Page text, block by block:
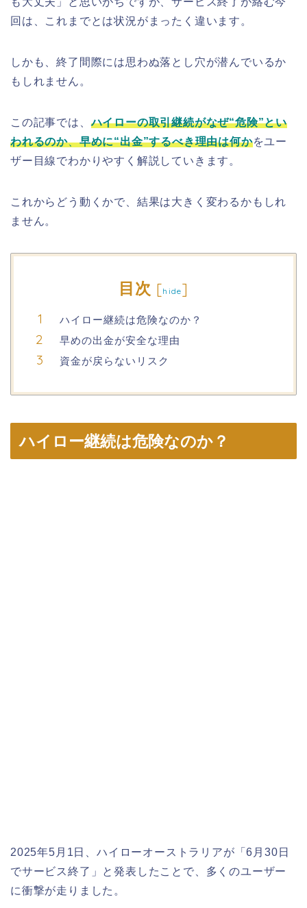
回は、これまでとは状況がまったく違います。
しかも、終了間際には思わぬ落とし穴が潜んでいるか
もしれません。
この記事では、ハイローの取引継続がなぜ“危険”とい
われるのか、早めに“出金”するべき理由は何かをユー
ザー目線でわかりやすく解説していきます。
これからどう動くかで、結果は大きく変わるかもしれ
ません。
目次 [hide]
ハイロー継続は危険なのか？
早めの出金が安全な理由
資金が戻らないリスク
ハイロー継続は危険なのか？
2025年5月1日、ハイローオーストラリアが「6月30日
でサービス終了」と発表したことで、多くのユーザー
に衝撃が走りました。